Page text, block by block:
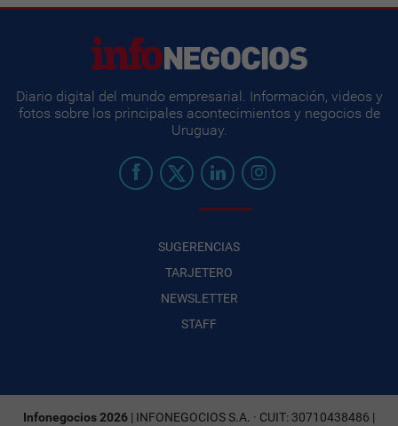
Diario digital del mundo empresarial. Información, videos y
fotos sobre los principales acontecimientos y negocios de
Uruguay.
SUGERENCIAS
TARJETERO
NEWSLETTER
STAFF
Infonegocios 2026 | INFONEGOCIOS S.A. · CUIT: 30710438486 |